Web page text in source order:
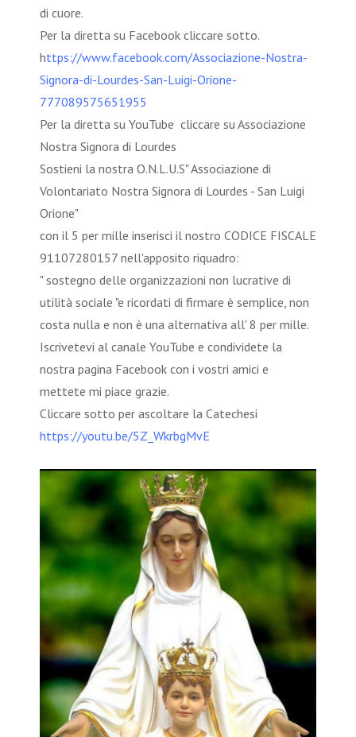
di cuore.
Per la diretta su Facebook cliccare sotto.
https://www.facebook.com/Associazione-Nostra-
Signora-di-Lourdes-San-Luigi-Orione-
777089575651955
Per la diretta su YouTube cliccare su Associazione
Nostra Signora di Lourdes
Sostieni la nostra O.N.L.U.S" Associazione di
Volontariato Nostra Signora di Lourdes - San Luigi
Orione"
con il 5 per mille inserisci il nostro CODICE FISCALE
91107280157 nell'apposito riquadro:
" sostegno delle organizzazioni non lucrative di
utilità sociale "e ricordati di firmare è semplice, non
costa nulla e non è una alternativa all' 8 per mille.
Iscrivetevi al canale YouTube e condividete la
nostra pagina Facebook con i vostri amici e
mettete mi piace grazie.
Cliccare sotto per ascoltare la Catechesi
https://youtu.be/5Z_WkrbgMvE